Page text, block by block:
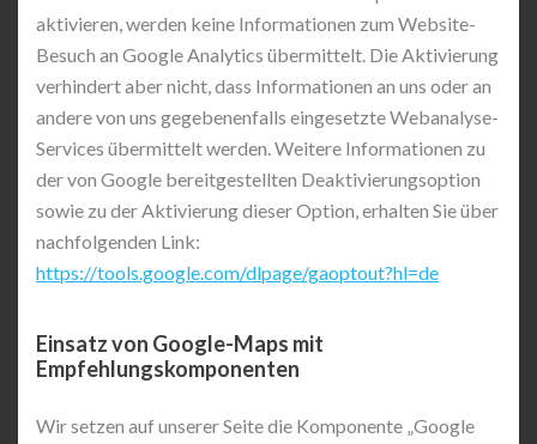
aktivieren, werden keine Informationen zum Website-
Besuch an Google Analytics übermittelt. Die Aktivierung
verhindert aber nicht, dass Informationen an uns oder an
andere von uns gegebenenfalls eingesetzte Webanalyse-
Services übermittelt werden. Weitere Informationen zu
der von Google bereitgestellten Deaktivierungsoption
sowie zu der Aktivierung dieser Option, erhalten Sie über
nachfolgenden Link:
https://tools.google.com/dlpage/gaoptout?hl=de
Einsatz von Google-Maps mit
Empfehlungskomponenten
Wir setzen auf unserer Seite die Komponente „Google